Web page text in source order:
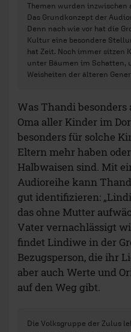
Themen wurden inzwischen
Das Grundkonzept der
Denn nach wie vor hat die
Kultur eine besondere
hat Zeit. Noch immer sitzen
unter Bäumen im Schatten,
Weisheiten der älteren
Was Thandi besonders
Oma aller Kinder im
besonders für solche
Eltern mehr haben
Halbwaisen sind. Mit
Audioreihe kann
gut identifizieren:
das ohne Mutter
Vater vernachlässigt
findet Lindiwe in der
Bezugsperson, die ihr
aber auch Werte und
auf den Weg gibt.
Die Volksgruppe der Zulus